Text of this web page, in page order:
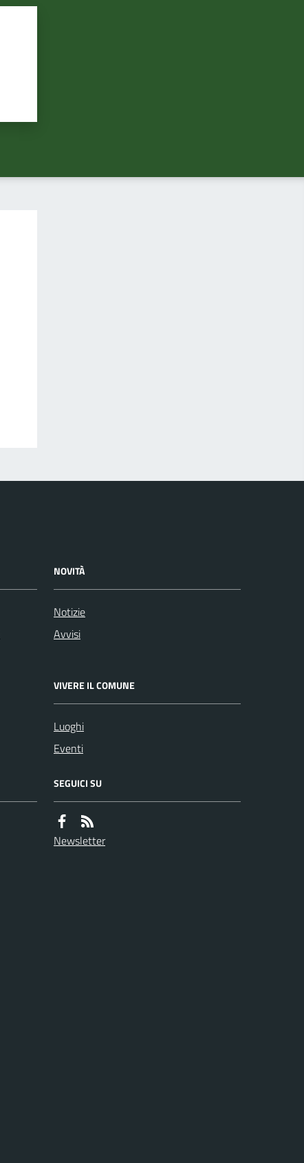
NOVITÀ
Notizie
Avvisi
VIVERE IL COMUNE
Luoghi
Eventi
SEGUICI SU
Newsletter